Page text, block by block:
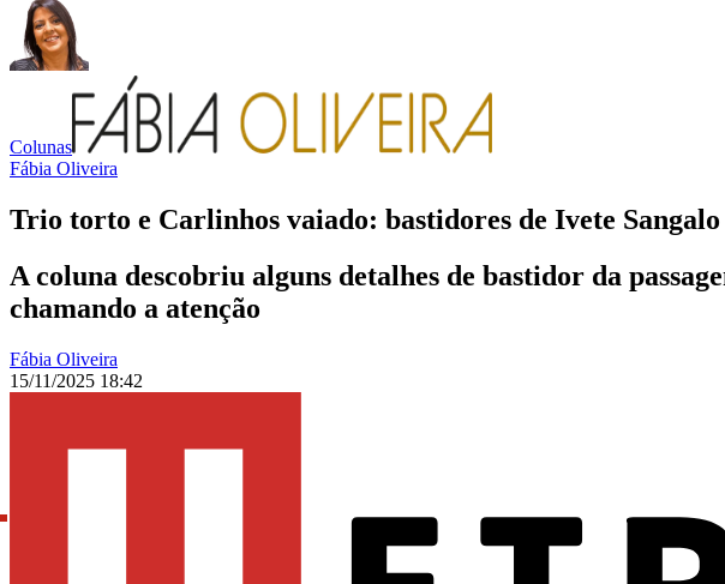
Colunas
Fábia Oliveira
Trio torto e Carlinhos vaiado: bastidores de Ivete
A coluna descobriu alguns detalhes de bastidor da
chamando a atenção
Fábia Oliveira
15/11/2025 18:42